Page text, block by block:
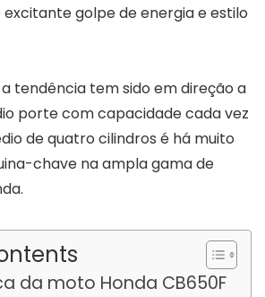
excitante golpe de energia e estilo
a tendência tem sido em direção a
porte com capacidade cada vez
de quatro cilindros é há muito
chave na ampla gama de
da moto Honda CB650F